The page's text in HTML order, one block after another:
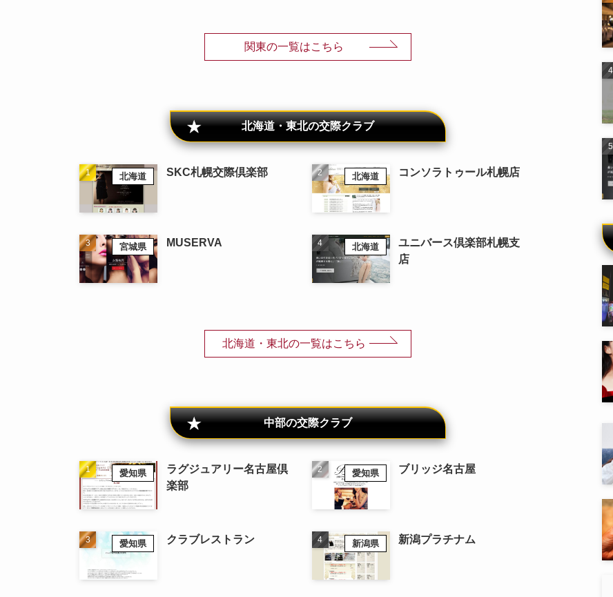
関東の一覧はこちら
北海道・東北の交際クラブ
北海道 SKC札幌交際倶楽部 北海道 コンソラトゥール札幌店
宮城県 MUSERVA 北海道
ユニバース倶楽部札幌支
店
北海道・東北の一覧はこちら
中部の交際クラブ
愛知県
ラグジュアリー名古屋倶
楽部
愛知県 ブリッジ名古屋
愛知県 クラブレストラン 新潟県 新潟プラチナム